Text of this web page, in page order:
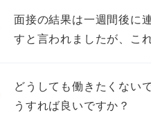
面接の結果は一週間後に
すと言われましたが、こ
どうしても働きたくない
うすれば良いですか？